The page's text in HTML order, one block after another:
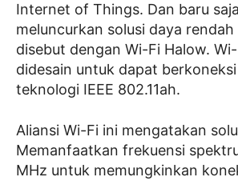
Internet of Things. Dan baru
meluncurkan solusi daya
disebut dengan Wi-Fi Halow.
didesain untuk dapat
teknologi IEEE 802.11ah.
Aliansi Wi-Fi ini mengatakan
Memanfaatkan frekuensi
MHz untuk memungkinkan